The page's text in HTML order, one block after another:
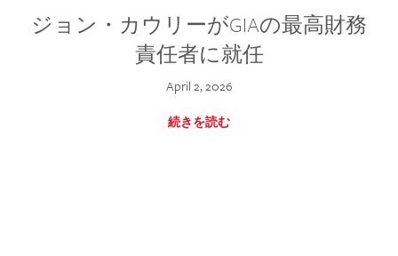
ジョン・カウリーがGIAの最高財務
責任者に就任
April 2, 2026
続きを読む